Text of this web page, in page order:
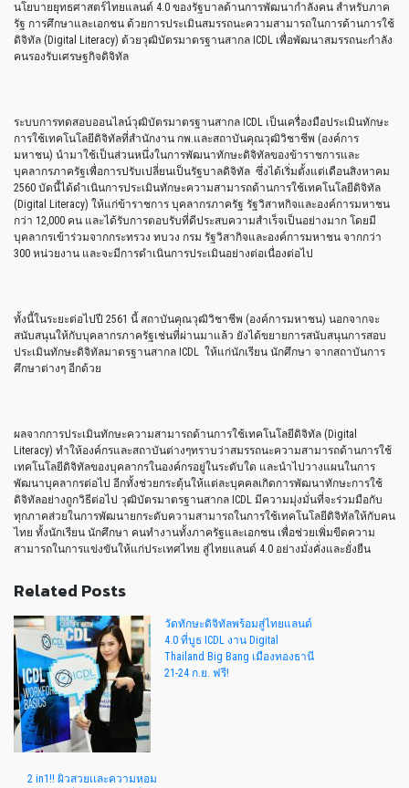
นโยบายยุทธศาสตร์ไทยแลนด์ 4.0 ของรัฐบาลด้านการพัฒนากำลังคน สำหรับภาค
รัฐ การศึกษาและเอกชน ด้วยการประเมินสมรรถนะความสามารถในการด้านการใช้
ดิจิทัล (Digital Literacy) ด้วยวุฒิบัตรมาตรฐานสากล ICDL เพื่อพัฒนาสมรรถนะกำลัง
คนรองรับเศรษฐกิจดิจิทัล
ระบบการทดสอบออนไลน์วุฒิบัตรมาตรฐานสากล ICDL เป็นเครื่องมือประเมินทักษะ
การใช้เทคโนโลยีดิจิทัลที่สำนักงาน กพ.และสถาบันคุณวุฒิวิชาชีพ (องค์การ
มหาชน) นำมาใช้เป็นส่วนหนึ่งในการพัฒนาทักษะดิจิทัลของข้าราชการและ
บุคลากรภาครัฐเพื่อการปรับเปลี่ยนเป็นรัฐบาลดิจิทัล ซึ่งได้เริ่มตั้งแต่เดือนสิงหาคม
2560 บัดนี้ได้ดำเนินการประเมินทักษะความสามารถด้านการใช้เทคโนโลยีดิจิทัล
(Digital Literacy) ให้แก่ข้าราชการ บุคลากรภาครัฐ รัฐวิสาหกิจและองค์การมหาชน
กว่า 12,000 คน และได้รับการตอบรับที่ดีประสบความสำเร็จเป็นอย่างมาก โดยมี
บุคลากรเข้าร่วมจากกระทรวง ทบวง กรม รัฐวิสากิจและองค์การมหาชน จากกว่า
300 หน่วยงาน และจะมีการดำเนินการประเมินอย่างต่อเนื่องต่อไป
ทั้งนี้ในระยะต่อไปปี 2561 นี้ สถาบันคุณวุฒิวิชาชีพ (องค์การมหาชน) นอกจากจะ
สนับสนุนให้กับบุคลากรภาครัฐเช่นที่ผ่านมาแล้ว ยังได้ขยายการสนับสนุนการสอบ
ประเมินทักษะดิจิทัลมาตรฐานสากล ICDL ให้แก่นักเรียน นักศึกษา จากสถาบันการ
ศึกษาต่างๆ อีกด้วย
ผลจากการประเมินทักษะความสามารถด้านการใช้เทคโนโลยีดิจิทัล (Digital
Literacy) ทำให้องค์กรและสถาบันต่างๆทราบว่าสมรรถนะความสามารถด้านการใช้
เทคโนโลยีดิจิทัลของบุคลากรในองค์กรอยู่ในระดับใด และนำไปวางแผนในการ
พัฒนาบุคลากรต่อไป อีกทั้งช่วยกระตุ้นให้แต่ละบุคคลเกิดการพัฒนาทักษะการใช้
ดิจิทัลอย่างถูกวิธีต่อไป วุฒิบัตรมาตรฐานสากล ICDL มีความมุ่งมั่นที่จะร่วมมือกับ
ทุกภาคส่วยในการพัฒนายกระดับความสามารถในการใช้เทคโนโลยีดิจิทัลให้กับคน
ไทย ทั้งนักเรียน นักศึกษา คนทำงานทั้งภาครัฐและเอกชน เพื่อช่วยเพิ่มขีดความ
สามารถในการแข่งขันให้แก่ประเทศไทย สู่ไทยแลนด์ 4.0 อย่างมั่งคั่งและยั่งยืน
Related Posts
วัดทักษะดิจิทัลพร้อมสู่ไทยแลนด์
4.0 ที่บูธ ICDL งาน Digital
Thailand Big Bang เมืองทองธานี
21-24 ก.ย. ฟรี!
2 in1!! ผิวสวยเเละความหอม